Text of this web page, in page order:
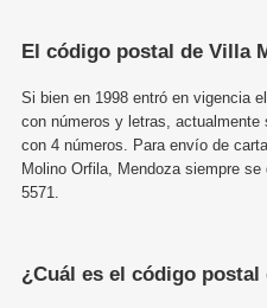
El código postal de Villa
Si bien en 1998 entró en vigencia
con números y letras,
con 4 números. Para envío de
Molino Orfila, Mendoza siempre
5571.
¿Cuál es el código